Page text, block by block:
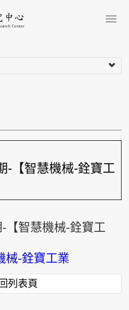
-【智慧機械-銓寶工
【智慧機械-銓寶工
械-銓寶工業
回列表頁